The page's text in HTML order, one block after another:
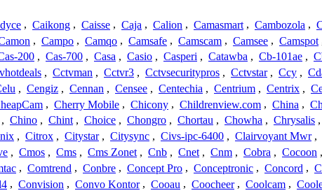
, Caikong , Caisse , Caja , Calion , Camasmart , Cambozola ,
, Campo , Camqo , Camsafe , Camscam , Camsee , Camspot
200 , Cas-700 , Casa , Casio , Casperi , Catawba , Cb-101ae ,
, Cctvman , Cctvr3 , Cctvsecuritypros , Cctvstar , Ccy ,
, Cengiz , Cennan , Censee , Centechia , Centrium , Centrix ,
, Cherry Mobile , Chicony , Childrenview.com , China ,
, Chino , Chint , Choice , Chongro , Chortau , Chowha , Chrysalis ,
, Citrox , Citystar , Citysync , Civs-ipc-6400 , Clairvoyant Mwr ,
, Cmos , Cms , Cms Zonet , Cnb , Cnet , Cnm , Cobra , Cocoon ,
, Comtrend , Conbre , Concept Pro , Conceptronic , Concord ,
, Convision , Convo Kontor , Cooau , Coocheer , Coolcam ,